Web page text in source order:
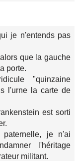
je n'entends pas
que la gauche
porte.
"quinzaine
l'urne la carte de
est sorti
paternelle, je n'ai
l'héritage
militant.